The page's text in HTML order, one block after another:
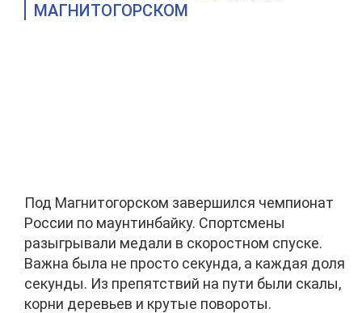
МАГНИТОГОРСКОМ
Под Магнитогорском завершился чемпионат
России по маунтинбайку. Спортсмены
разыгрывали медали в скоростном спуске.
Важна была не просто секунда, а каждая доля
секунды. Из препятствий на пути были скалы,
корни деревьев и крутые повороты.